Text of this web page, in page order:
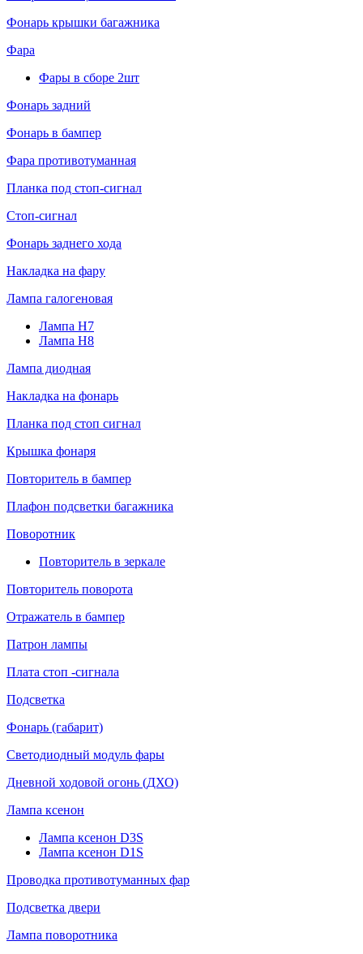
Фонарь крышки багажника
Фара
Фары в сборе 2шт
Фонарь задний
Фонарь в бампер
Фара противотуманная
Планка под стоп-сигнал
Стоп-сигнал
Фонарь заднего хода
Накладка на фару
Лампа галогеновая
Лампа H7
Лампа H8
Лампа диодная
Накладка на фонарь
Планка под стоп сигнал
Крышка фонаря
Повторитель в бампер
Плафон подсветки багажника
Поворотник
Повторитель в зеркале
Повторитель поворота
Отражатель в бампер
Патрон лампы
Плата стоп -сигнала
Подсветка
Фонарь (габарит)
Светодиодный модуль фары
Дневной ходовой огонь (ДХО)
Лампа ксенон
Лампа ксенон D3S
Лампа ксенон D1S
Проводка противотуманных фар
Подсветка двери
Лампа поворотника